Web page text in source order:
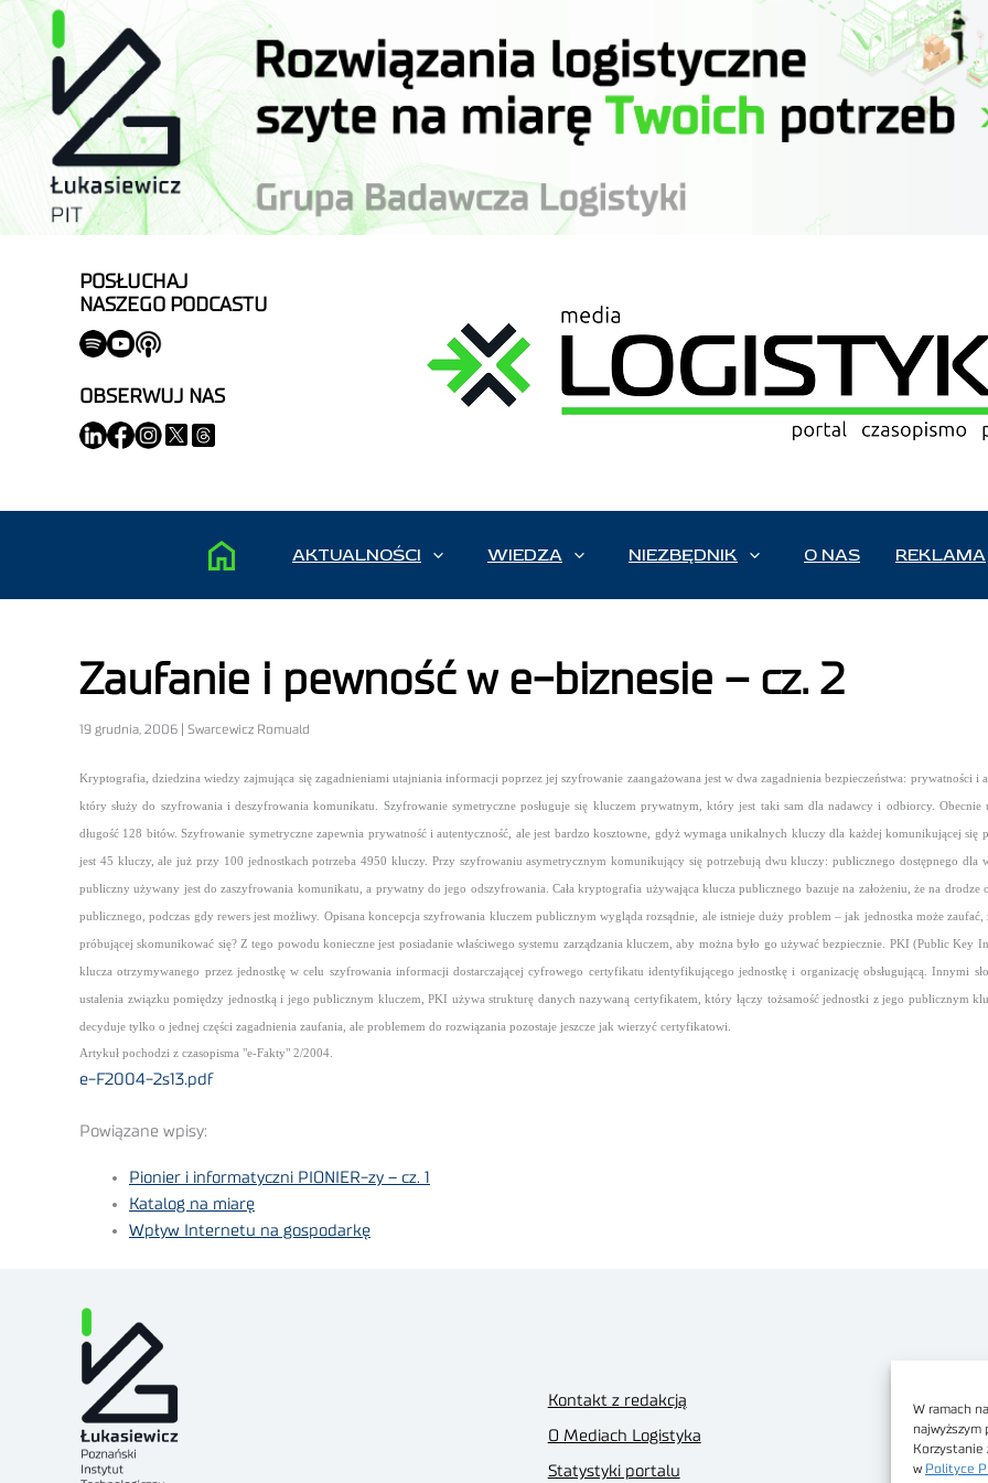
W ramach
Korzystanie
w Polityce
POSŁUCHAJ
NASZEGO PODCASTU
OBSERWUJ NAS
AKTUALNOŚCI WIEDZA NIEZBĘDNIK O NAS REKLAMA
Zaufanie i pewność w e-biznesie – cz. 2
19 grudnia, 2006 | Swarcewicz Romuald
Kryptografia, dziedzina wiedzy zajmująca się zagadnieniami utajniania informacji poprzez jej szyfrowanie zaangażowana jest w dwa zagadnienia bezpieczeństwa:
który służy do szyfrowania i deszyfrowania komunikatu. Szyfrowanie symetryczne posługuje się kluczem prywatnym, który jest taki sam dla nadawcy i odbiorcy. Obecnie
długość 128 bitów. Szyfrowanie symetryczne zapewnia prywatność i autentyczność, ale jest bardzo kosztowne, gdyż wymaga unikalnych kluczy dla każdej komunikującej
jest 45 kluczy, ale już przy 100 jednostkach potrzeba 4950 kluczy. Przy szyfrowaniu asymetrycznym komunikujący się potrzebują dwu kluczy: publicznego dostępnego
publiczny używany jest do zaszyfrowania komunikatu, a prywatny do jego odszyfrowania. Cała kryptografia używająca klucza publicznego bazuje na założeniu, że na
publicznego, podczas gdy rewers jest możliwy. Opisana koncepcja szyfrowania kluczem publicznym wygląda rozsądnie, ale istnieje duży problem – jak jednostka może
próbującej skomunikować się? Z tego powodu konieczne jest posiadanie właściwego systemu zarządzania kluczem, aby można było go używać bezpiecznie. PKI (Public
klucza otrzymywanego przez jednostkę w celu szyfrowania informacji dostarczającej cyfrowego certyfikatu identyfikującego jednostkę i organizację obsługującą. Innymi
ustalenia związku pomiędzy jednostką i jego publicznym kluczem, PKI używa strukturę danych nazywaną certyfikatem, który łączy tożsamość jednostki z jego publicznym
decyduje tylko o jednej części zagadnienia zaufania, ale problemem do rozwiązania pozostaje jeszcze jak wierzyć certyfikatowi.
Artykuł pochodzi z czasopisma "e-Fakty" 2/2004.
e-F2004-2s13.pdf
Powiązane wpisy:
Pionier i informatyczni PIONIER-zy – cz. 1
Katalog na miarę
Wpływ Internetu na gospodarkę
Kontakt z redakcją
O Mediach Logistyka
Statystyki portalu